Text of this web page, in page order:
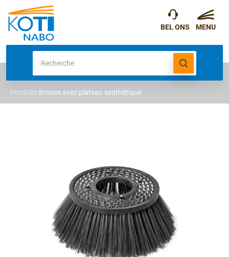
Produits Brosse avec plateau synthétique